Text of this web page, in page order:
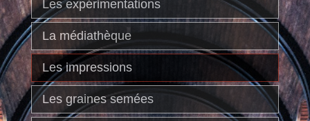
Les expérimentations
La médiathèque
Les impressions
Les graines semées